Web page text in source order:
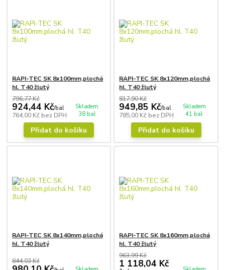
RAPI-TEC SK 8x100mm,plochá
hl. T40 žlutý
796,77 Kč
924,44 Kč/bal
764,00 Kč bez DPH
Skladem
38 bal
Přidat do košíku
RAPI-TEC SK 8x120mm,plochá
hl. T40 žlutý
817,90 Kč
949,85 Kč/bal
785,00 Kč bez DPH
Skladem
41 bal
Přidat do košíku
RAPI-TEC SK 8x140mm,plochá
hl. T40 žlutý
844,03 Kč
RAPI-TEC SK 8x160mm,plochá
hl. T40 žlutý
963,99 Kč
1 118,04 Kč